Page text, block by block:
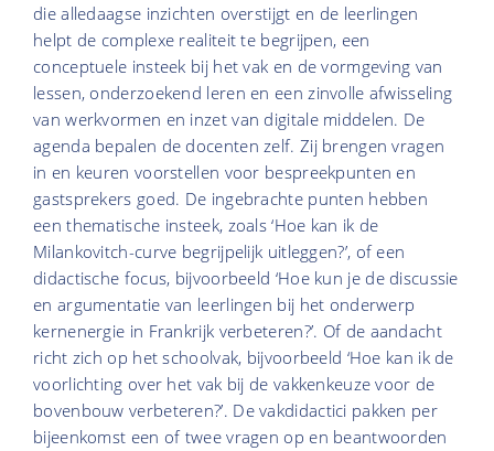
die alledaagse inzichten overstijgt en de leerlingen
helpt de complexe realiteit te begrijpen, een
conceptuele insteek bij het vak en de vormgeving van
lessen, onderzoekend leren en een zinvolle afwisseling
van werkvormen en inzet van digitale middelen. De
agenda bepalen de docenten zelf. Zij brengen vragen
in en keuren voorstellen voor bespreekpunten en
gastsprekers goed. De ingebrachte punten hebben
een thematische insteek, zoals ‘Hoe kan ik de
Milankovitch-curve begrijpelijk uitleggen?’, of een
didactische focus, bijvoorbeeld ‘Hoe kun je de discussie
en argumentatie van leerlingen bij het onderwerp
kernenergie in Frankrijk verbeteren?’. Of de aandacht
richt zich op het schoolvak, bijvoorbeeld ‘Hoe kan ik de
voorlichting over het vak bij de vakkenkeuze voor de
bovenbouw verbeteren?’. De vakdidactici pakken per
bijeenkomst een of twee vragen op en beantwoorden